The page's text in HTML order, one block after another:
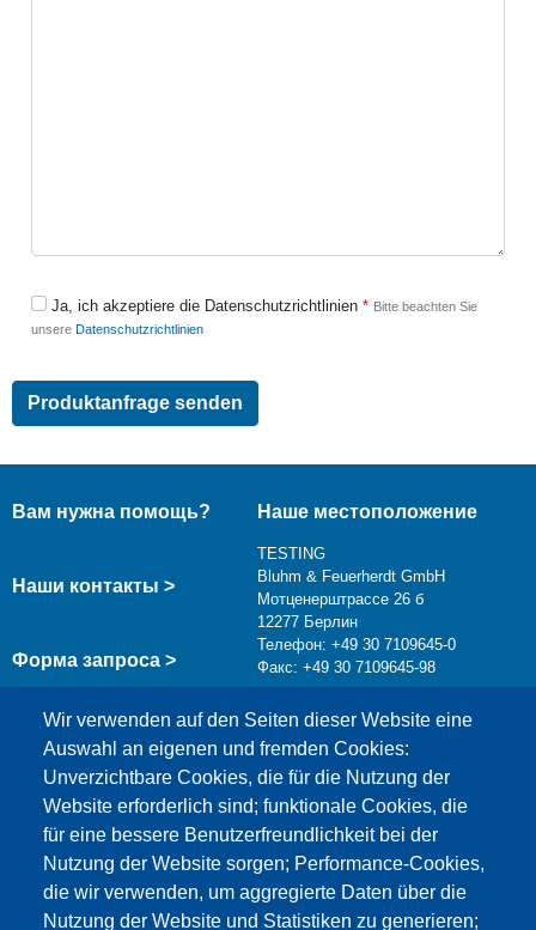
Ja, ich akzeptiere die Datenschutzrichtlinien
Bitte beachten Sie
unsere Datenschutzrichtlinien
Wir verwenden auf den Seiten dieser Website eine
Auswahl an eigenen und fremden Cookies:
Unverzichtbare Cookies, die für die Nutzung der
Website erforderlich sind; funktionale Cookies, die
für eine bessere Benutzerfreundlichkeit bei der
Nutzung der Website sorgen; Performance-Cookies,
die wir verwenden, um aggregierte Daten über die
Nutzung der Website und Statistiken zu generieren;
Вам нужна помощь?
Наши контакты >
Форма запроса >
Наше местоположение
TESTING
Bluhm & Feuerherdt GmbH
Мотценерштрассе 26 б
12277 Берлин
Телефон: +49 30 7109645-0
Факс: +49 30 7109645-98
info@testing.de
Этот материал заблокирован, потому что